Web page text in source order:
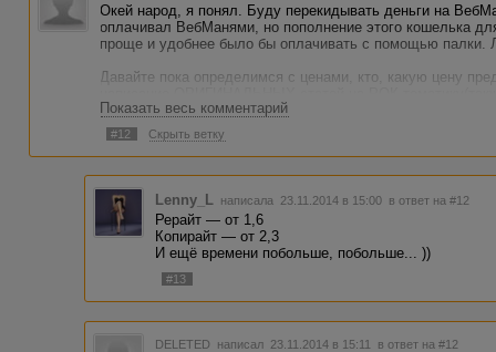
Окей народ, я понял. Буду перекидывать деньги на
оплачивал ВебМанями, но пополнение этого кошелька
проще и удобнее было бы оплачивать с помощью палки.
Давайте пока определимся с ценами, кто, какую цену
виниловых пластинок)? Отпишите пожалуйста ваши
Показать весь комментарий
#12 Скрыть ветку
Lenny_L написала 23.11.2014 в 15:00 в ответ на #12
Рерайт — от 1,6
Копирайт — от 2,3
И ещё времени побольше, побольше... ))
#13
DELETED написал 23.11.2014 в 15:11 в ответ на #12